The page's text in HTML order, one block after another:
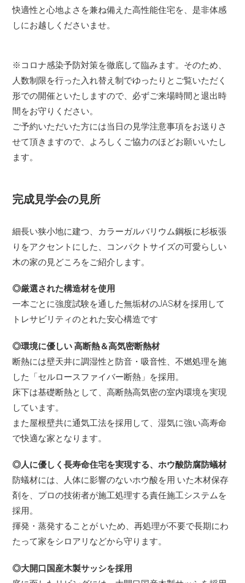
快適性と心地よさを兼ね備えた高性能住宅を、是非体感
しにお越しくださいませ。
※コロナ感染予防対策を徹底して臨みます。そのため、
人数制限を行った入れ替え制でゆったりとご覧いただく
形での開催といたしますので、必ずご来場時間と退出時
間をお守りください。
ご予約いただいた方には当日の見学注意事項をお送りさ
せて頂きますので、よろしくご協力のほどお願いいたし
ます。
完成見学会の見所
細長い狭小地に建つ、カラーガルバリウム鋼板に杉板張
りをアクセントにした、コンパクトサイズの可愛らしい
木の家の見どころをご紹介します。
◎厳選された構造材を使用
一本ごとに強度試験を通した無垢材のJAS材を採用して
トレサビリティのとれた安心構造です
◎環境に優しい 高断熱＆高気密断熱材
断熱には壁天井に調湿性と防音・吸音性、不燃処理を施
した「セルロースファイバー断熱」を採用。
床下は基礎断熱として、高断熱高気密の室内環境を実現
しています。
また屋根壁共に通気工法を採用して、湿気に強い高寿命
で快適な家となります。
◎人に優しく長寿命住宅を実現する、ホウ酸防腐防蟻材
防蟻材には、人体に影響のないホウ酸を用 いた木材保存
剤を、プロの技術者が施工処理する責任施工システムを
採用。
揮発・蒸発することが いため、再処理が不要で長期にわ
たって家をシロアリなどから守ります。
◎大開口国産木製サッシを採用